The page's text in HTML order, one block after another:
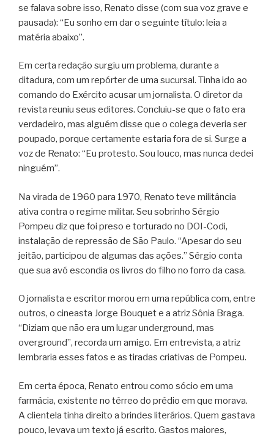
se falava sobre isso, Renato disse (com sua voz grave e
pausada): “Eu sonho em dar o seguinte título: leia a
matéria abaixo”.
Em certa redação surgiu um problema, durante a
ditadura, com um repórter de uma sucursal. Tinha ido ao
comando do Exército acusar um jornalista. O diretor da
revista reuniu seus editores. Concluiu-se que o fato era
verdadeiro, mas alguém disse que o colega deveria ser
poupado, porque certamente estaria fora de si. Surge a
voz de Renato: “Eu protesto. Sou louco, mas nunca dedei
ninguém”.
Na virada de 1960 para 1970, Renato teve militância
ativa contra o regime militar. Seu sobrinho Sérgio
Pompeu diz que foi preso e torturado no DOI-Codi,
instalação de repressão de São Paulo. “Apesar do seu
jeitão, participou de algumas das ações.” Sérgio conta
que sua avó escondia os livros do filho no forro da casa.
O jornalista e escritor morou em uma república com, entre
outros, o cineasta Jorge Bouquet e a atriz Sônia Braga.
“Diziam que não era um lugar underground, mas
overground”, recorda um amigo. Em entrevista, a atriz
lembraria esses fatos e as tiradas criativas de Pompeu.
Em certa época, Renato entrou como sócio em uma
farmácia, existente no térreo do prédio em que morava.
A clientela tinha direito a brindes literários. Quem gastava
pouco, levava um texto já escrito. Gastos maiores,